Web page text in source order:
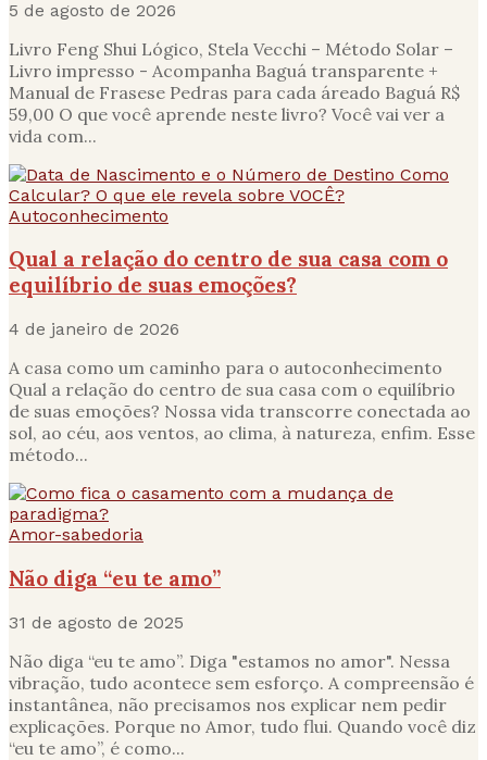
5 de agosto de 2026
Livro Feng Shui Lógico, Stela Vecchi – Método Solar –
Livro impresso - Acompanha Baguá transparente +
Manual de Frasese Pedras para cada áreado Baguá R$
59,00 O que você aprende neste livro? Você vai ver a
vida com...
Autoconhecimento
Qual a relação do centro de sua casa com o
equilíbrio de suas emoções?
4 de janeiro de 2026
A casa como um caminho para o autoconhecimento
Qual a relação do centro de sua casa com o equilíbrio
de suas emoções? Nossa vida transcorre conectada ao
sol, ao céu, aos ventos, ao clima, à natureza, enfim. Esse
método...
Amor-sabedoria
Não diga “eu te amo”
31 de agosto de 2025
Não diga “eu te amo”. Diga "estamos no amor". Nessa
vibração, tudo acontece sem esforço. A compreensão é
instantânea, não precisamos nos explicar nem pedir
explicações. Porque no Amor, tudo flui. Quando você diz
“eu te amo”, é como...